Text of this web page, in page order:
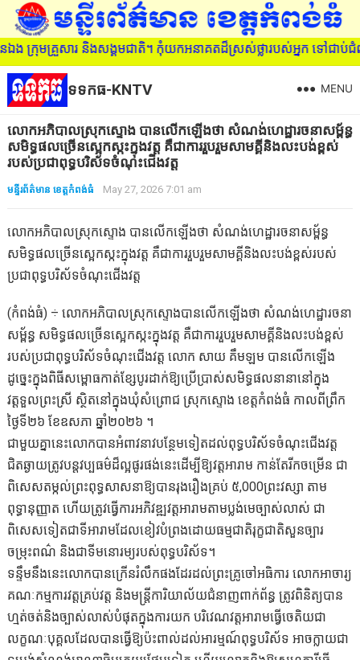
ារ និងសង្គមជាតិ។ កុំយកអនាគតដ៏ស្រស់ថ្លារបស់អ្នក ទៅជាប់ជំពា
ទទកធ-KNTV MENU
លោកអភិបាលស្រុកស្ទោង បានលើកឡើងថា សំណង់ហេដ្ឋារចនាសម្ព័ន្ធ
សមិទ្ធផលច្រើនស្អេកស្កះក្នុងវត្ត គឺជាការរួបរួមសាមគ្គីនិងលះបង់ខ្ពស់
របស់ប្រជាពុទ្ធបរិស័ទចំណុះជើងវត្ត
មន្ទីរព័ត៌មាន ខេត្តកំពង់ធំ May 27, 2026 7:01 am
លោកអភិបាលស្រុកស្ទោង បានលើកឡើងថា សំណង់ហេដ្ឋារចនាសម្ព័ន្ធ
សមិទ្ធផលច្រើនស្អេកស្កះក្នុងវត្ត គឺជាការរួបរួមសាមគ្គីនិងលះបង់ខ្ពស់របស់
ប្រជាពុទ្ធបរិស័ទចំណុះជើងវត្ត
(កំពង់ធំ) ÷ លោកអភិបាលស្រុកស្ទោងបានលើកឡើងថា សំណង់ហេដ្ឋារចនា
សម្ព័ន្ធ សមិទ្ធផលច្រើនស្អេកស្កះក្នុងវត្ត គឺជាការរួបរួមសាមគ្គីនិងលះបង់ខ្ពស់
របស់ប្រជាពុទ្ធបរិស័ទចំណុះជើងវត្ត លោក សាយ គឹមឡម បានលើកឡើង
ដូច្នេះក្នុងពិធីសម្ពោធកាត់ខ្សែបូរដាក់ឱ្យប្រើប្រាស់សមិទ្ធផលនានានៅក្នុង
វត្តទួលព្រះស្រី ស្ថិតនៅក្នុងឃុំសំព្រោជ ស្រុកស្ទោង ខេត្តកំពង់ធំ កាលពីព្រឹក
ថ្ងៃទី២៦ ខែឧសភា ឆ្នាំ២០២៦ ។
ជាមួយគ្នានេះលោកបានអំពាវនាវបន្ថែមទៀតដល់ពុទ្ធបរិស័ទចំណុះជើងវត្ត
ជិតឆ្ងាយត្រូវបន្តវប្បធម៌ដ៏ល្អផូរផង់នេះដើម្បីឱ្យវត្តអារាម កាន់តែរីកចម្រើន ជា
ពិសេសតម្កល់ព្រះពុទ្ធសាសនាឱ្យបានរុងរឿងគ្រប់ ៥,000ព្រះវស្សា តាម
ពុទ្ធានុញ្ញាត ហើយត្រូវធ្វើការអភិវឌ្ឍវត្តអារាមតាមប្លង់មេច្បាស់លាស់ ជា
ពិសេសទៀតជាទីអារាមដែលខៀវបំព្រងដោយធម្មជាតិរុក្ខជាតិសួនច្បារ
ចម្រុះពណ៌ និងជាទីមនោរម្យរបស់ពុទ្ធបរិស័ទ។
ទន្ទឹមនឹងនេះលោកបានក្រើនរំលឹកផងដែរដល់ព្រះគ្រូចៅអធិការ លោកអាចារ្យ
គណៈកម្មការវត្តគ្រប់វត្ត និងមន្ត្រីការិយាល័យជំនាញពាក់ព័ន្ធ ត្រូវពិនិត្យបាន
ហ្មត់ចត់និងច្បាស់លាស់បំផុតក្នុងការយក បរិវេណវត្តអារាមធ្វើចេតិយជា
លក្ខណៈបុគ្គលដែលបានធ្វើឱ្យប៉ះពាល់ដល់អារម្មណ៍ពុទ្ធបរិស័ទ អាចក្លាយជា